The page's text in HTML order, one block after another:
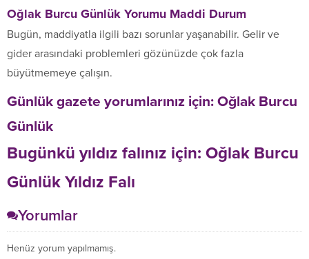
Oğlak Burcu Günlük Yorumu Maddi Durum
Bugün, maddiyatla ilgili bazı sorunlar yaşanabilir. Gelir ve
gider arasındaki problemleri gözünüzde çok fazla
büyütmemeye çalışın.
Günlük gazete yorumlarınız için: Oğlak Burcu
Günlük
Bugünkü yıldız falınız için: Oğlak Burcu
Günlük Yıldız Falı
Yorumlar
Henüz yorum yapılmamış.